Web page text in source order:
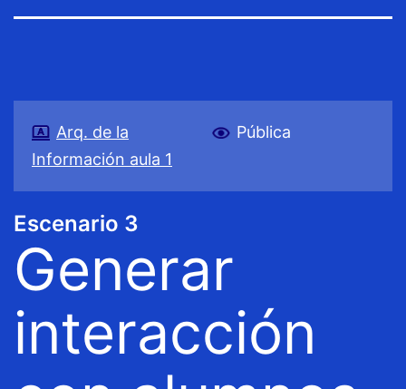
Arq. de la
Información aula 1
Pública
Escenario 3
Generar
interacción